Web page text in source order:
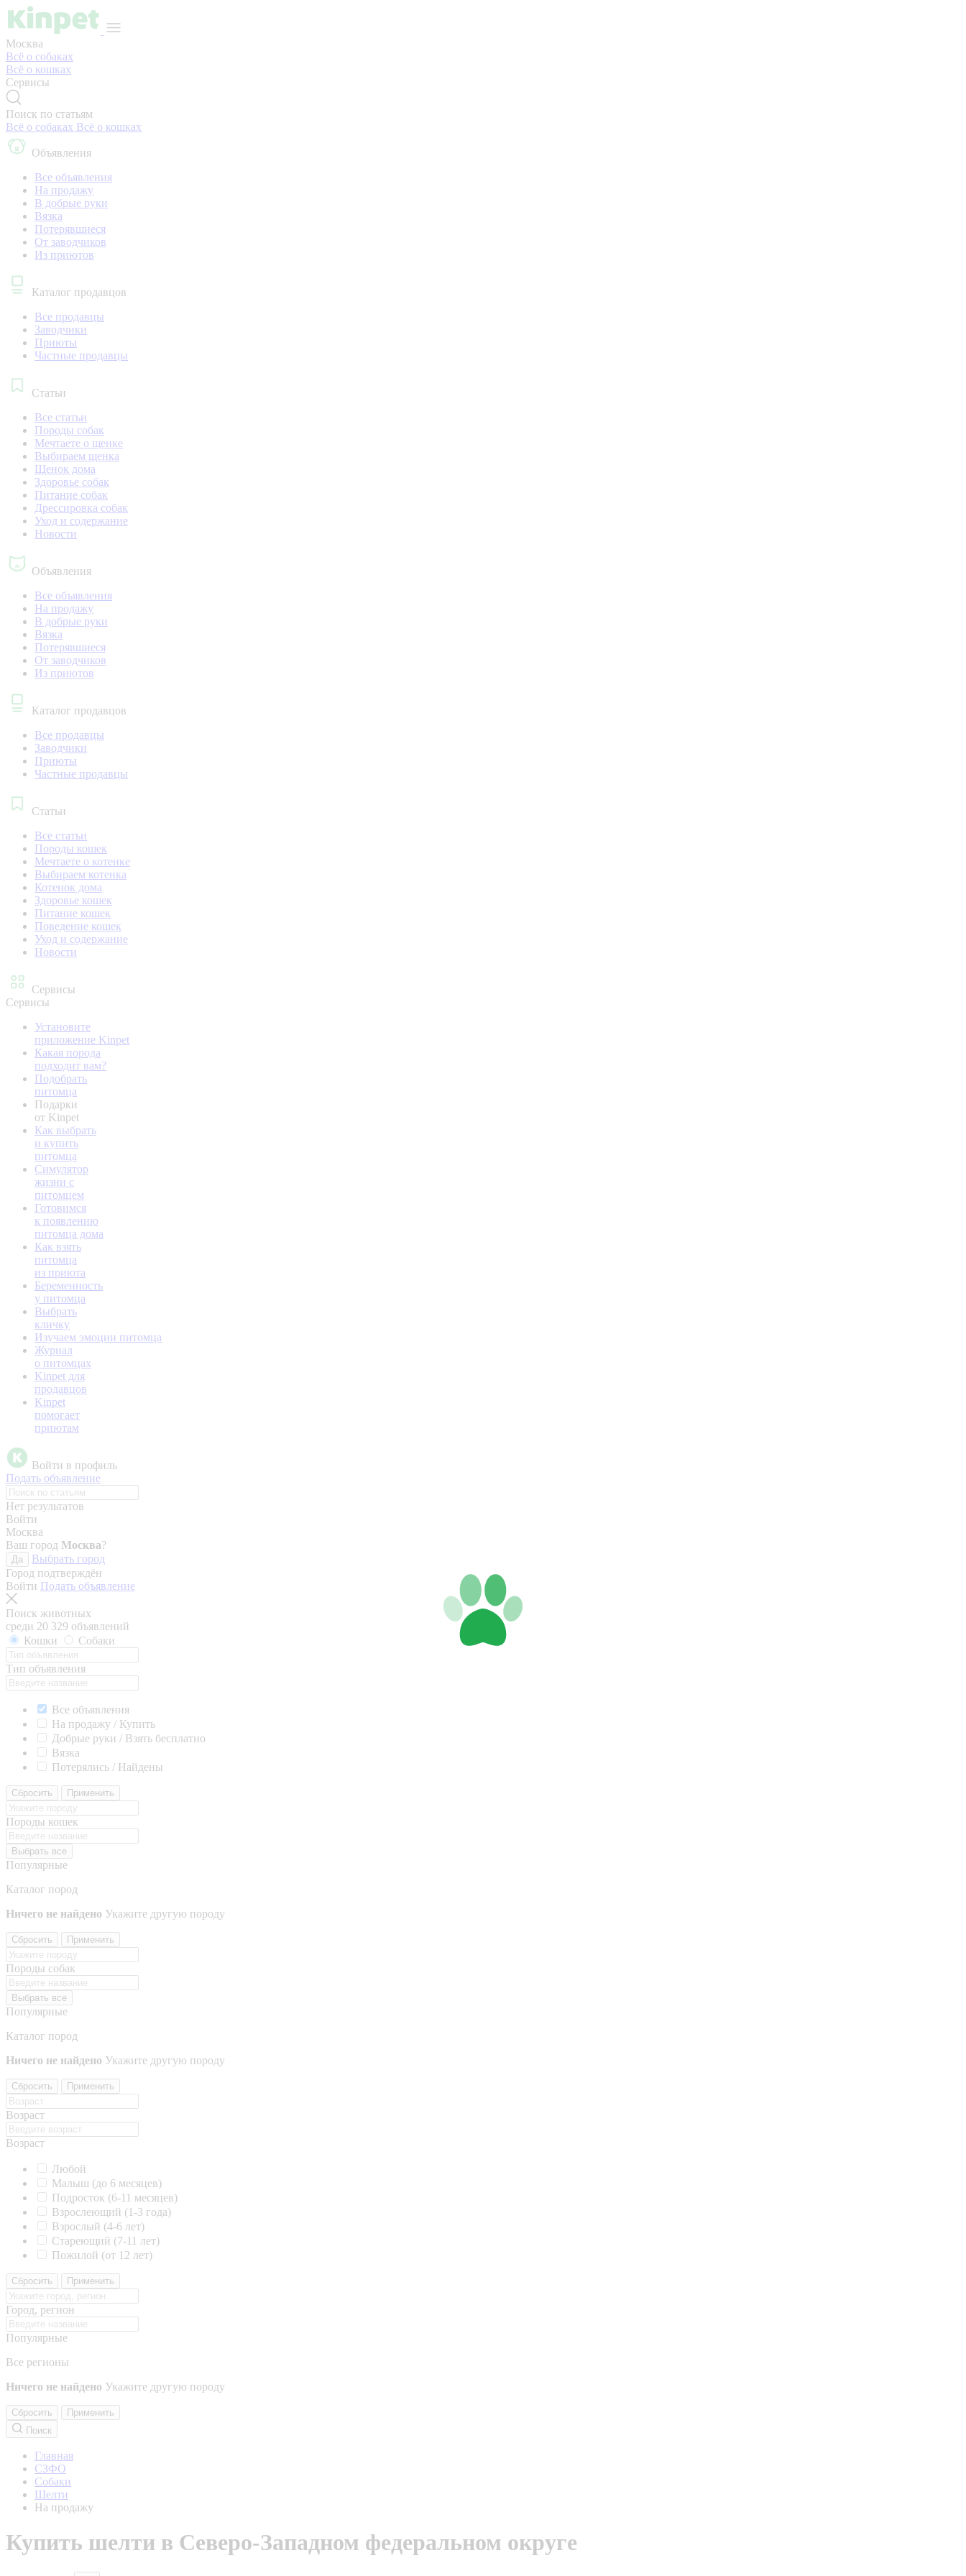
Москва
Всё о собаках
Всё о кошках
Сервисы
Поиск по статьям
Всё о собаках Всё о кошках
Объявления
Все объявления
На продажу
В добрые руки
Вязка
Потерявшиеся
От заводчиков
Из приютов
Каталог продавцов
Все продавцы
Заводчики
Приюты
Частные продавцы
Статьи
Все статьи
Породы собак
Мечтаете о щенке
Выбираем щенка
Щенок дома
Здоровье собак
Питание собак
Дрессировка собак
Уход и содержание
Новости
Объявления
Все объявления
На продажу
В добрые руки
Вязка
Потерявшиеся
От заводчиков
Из приютов
Каталог продавцов
Все продавцы
Заводчики
Приюты
Частные продавцы
Статьи
Все статьи
Породы кошек
Мечтаете о котенке
Выбираем котенка
Котенок дома
Здоровье кошек
Питание кошек
Поведение кошек
Уход и содержание
Новости
Сервисы
Сервисы
Установите
приложение Kinpet
Какая порода
подходит вам?
Подобрать
питомца
Подарки
от Kinpet
Как выбрать
и купить
питомца
Симулятор
жизни с
питомцем
Готовимся
к появлению
питомца дома
Как взять
питомца
из приюта
Беременность
у питомца
Выбрать
кличку
Изучаем эмоции питомца
Журнал
о питомцах
Kinpet для
продавцов
Kinpet
помогает
приютам
Войти в профиль
Подать объявление
Нет результатов
Войти
Москва
Ваш город Москва?
Да
Выбрать город
Город подтверждён
Войти Подать объявление
Поиск животных
среди 20 329 объявлений
Кошки
Собаки
Тип объявления
Все объявления
На продажу / Купить
Добрые руки / Взять бесплатно
Вязка
Потерялись / Найдены
Сбросить Применить
Породы кошек
Выбрать все
Популярные
Каталог пород
Ничего не найдено Укажите другую породу
Сбросить Применить
Породы собак
Выбрать все
Популярные
Каталог пород
Ничего не найдено Укажите другую породу
Сбросить Применить
Возраст
Возраст
Любой
Малыш (до 6 месяцев)
Подросток (6-11 месяцев)
Взрослеющий (1-3 года)
Взрослый (4-6 лет)
Стареющий (7-11 лет)
Пожилой (от 12 лет)
Сбросить Применить
Город, регион
Популярные
Все регионы
Ничего не найдено Укажите другую породу
Сбросить
Применить
Поиск
Главная
СЗФО
Собаки
Шелти
На продажу
Купить шелти в Северо-Западном федеральном округе